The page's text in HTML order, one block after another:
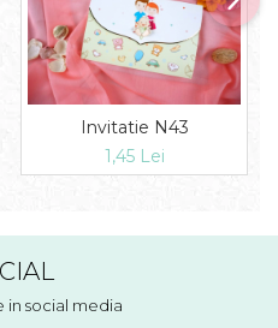
Invitatie N43
1,45 Lei
in social media